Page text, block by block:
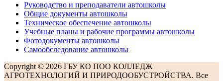
Руководство и преподаватели автошколы
Общие документы автошколы
Техническое обеспечение автошколы
Учебные планы и рабочие программы автошколы
Фотодокументы автошколы
Самообследование автошколы
Copyright © 2026 ГБУ КО ПОО КОЛЛЕДЖ
АГРОТЕХНОЛОГИЙ И ПРИРОДООБУСТРОЙСТВА. Все